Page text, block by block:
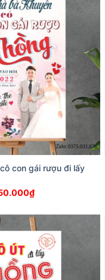
con gái rượu đi lấy
₫